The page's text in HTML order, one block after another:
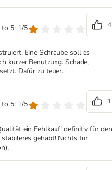
to 5: 1/5
4
Eine Schraube soll es
kurzer Benutzung. Schade,
Dafür zu teuer.
to 5: 1/5
1
ein Fehlkauf! definitiv für den
gehabt! Nichts für